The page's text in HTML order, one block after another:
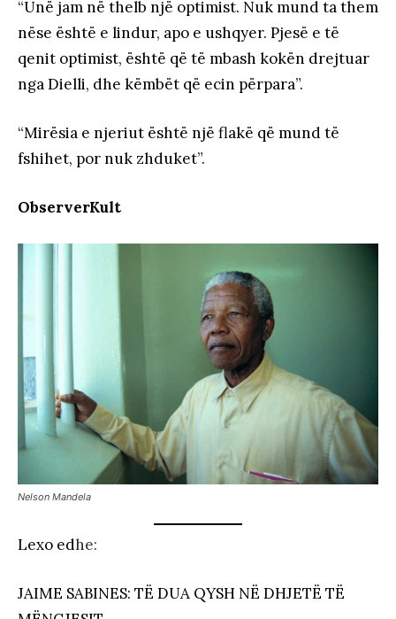
“Unë jam në thelb një optimist. Nuk mund ta them
nëse është e lindur, apo e ushqyer. Pjesë e të
qenit optimist, është që të mbash kokën drejtuar
nga Dielli, dhe këmbët që ecin përpara”.
“Mirësia e njeriut është një flakë që mund të
fshihet, por nuk zhduket”.
ObserverKult
Nelson Mandela
Lexo edhe:
JAIME SABINES: TË DUA QYSH NË DHJETË TË